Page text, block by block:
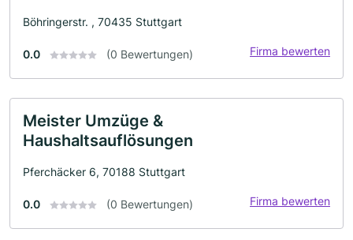
Böhringerstr. , 70435 Stuttgart
0.0 (0 Bewertungen) Firma bewerten
Meister Umzüge &
Haushaltsauflösungen
Pferchäcker 6, 70188 Stuttgart
0.0 (0 Bewertungen) Firma bewerten